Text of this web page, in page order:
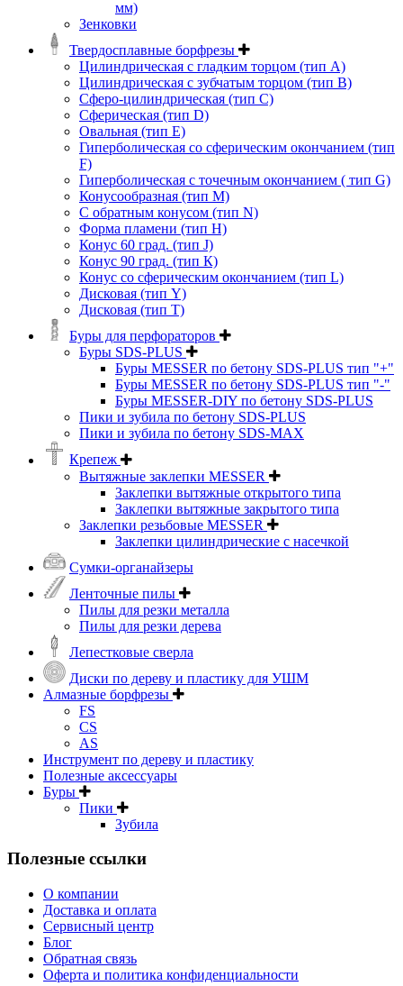
мм)
Зенковки
Твердосплавные борфрезы
Цилиндрическая с гладким торцом (тип А)
Цилиндрическая с зубчатым торцом (тип В)
Сферо-цилиндрическая (тип С)
Сферическая (тип D)
Овальная (тип Е)
Гиперболическая со сферическим окончанием (тип
F)
Гиперболическая с точечным окончанием ( тип G)
Конусообразная (тип М)
C обратным конусом (тип N)
Форма пламени (тип H)
Конус 60 град. (тип J)
Конус 90 град. (тип К)
Конус со сферическим окончанием (тип L)
Дисковая (тип Y)
Дисковая (тип Т)
Буры для перфораторов
Буры SDS-PLUS
Буры MESSER по бетону SDS-PLUS тип "+"
Буры MESSER по бетону SDS-PLUS тип "-"
Буры MESSER-DIY по бетону SDS-PLUS
Пики и зубила по бетону SDS-PLUS
Пики и зубила по бетону SDS-MAX
Крепеж
Вытяжные заклепки MESSER
Заклепки вытяжные открытого типа
Заклепки вытяжные закрытого типа
Заклепки резьбовые MESSER
Заклепки цилиндрические с насечкой
Сумки-органайзеры
Ленточные пилы
Пилы для резки металла
Пилы для резки дерева
Лепестковые сверла
Диски по дереву и пластику для УШМ
Алмазные борфрезы
FS
CS
AS
Инструмент по дереву и пластику
Полезные аксессуары
Буры
Пики
Зубила
Полезные ссылки
О компании
Доставка и оплата
Сервисный центр
Блог
Обратная связь
Оферта и политика конфиденциальности